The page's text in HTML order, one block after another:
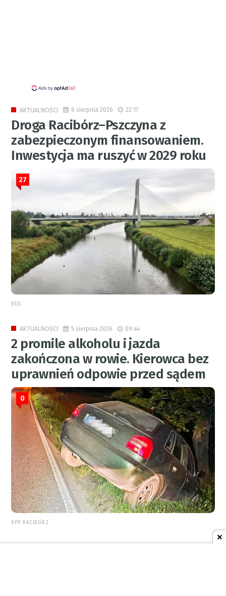
AKTUALNOŚCI 6 sierpnia 2026 22:17
Droga Racibórz–Pszczyna z
zabezpieczonym finansowaniem.
Inwestycja ma ruszyć w 2029 roku
27
RED.
AKTUALNOŚCI 5 sierpnia 2026 09:44
2 promile alkoholu i jazda
zakończona w rowie. Kierowca bez
uprawnień odpowie przed sądem
0
KPP RACIBÓRZ